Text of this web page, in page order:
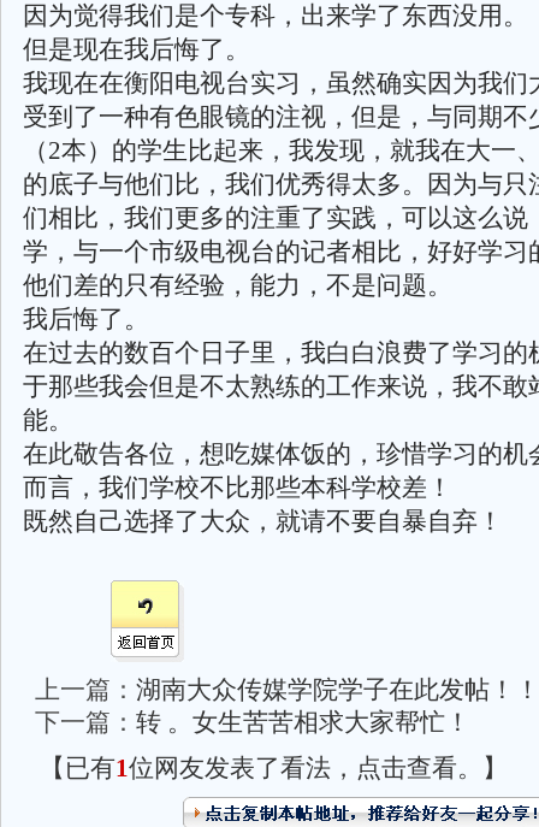
因为觉得我们是个专科，出来学了东西没用。
但是现在我后悔了。
我现在在衡阳电视台实习，虽然确实因为我们
受到了一种有色眼镜的注视，但是，与同期不
（2本）的学生比起来，我发现，就我在大一
的底子与他们比，我们优秀得太多。因为与只
们相比，我们更多的注重了实践，可以这么说
学，与一个市级电视台的记者相比，好好学习
他们差的只有经验，能力，不是问题。
我后悔了。
在过去的数百个日子里，我白白浪费了学习的
于那些我会但是不太熟练的工作来说，我不敢
能。
在此敬告各位，想吃媒体饭的，珍惜学习的机
而言，我们学校不比那些本科学校差！
既然自己选择了大众，就请不要自暴自弃！
上一篇： 湖南大众传媒学院学子在此发帖！
下一篇： 转 。女生苦苦相求大家帮忙！
【已有1位网友发表了看法，点击查看。】